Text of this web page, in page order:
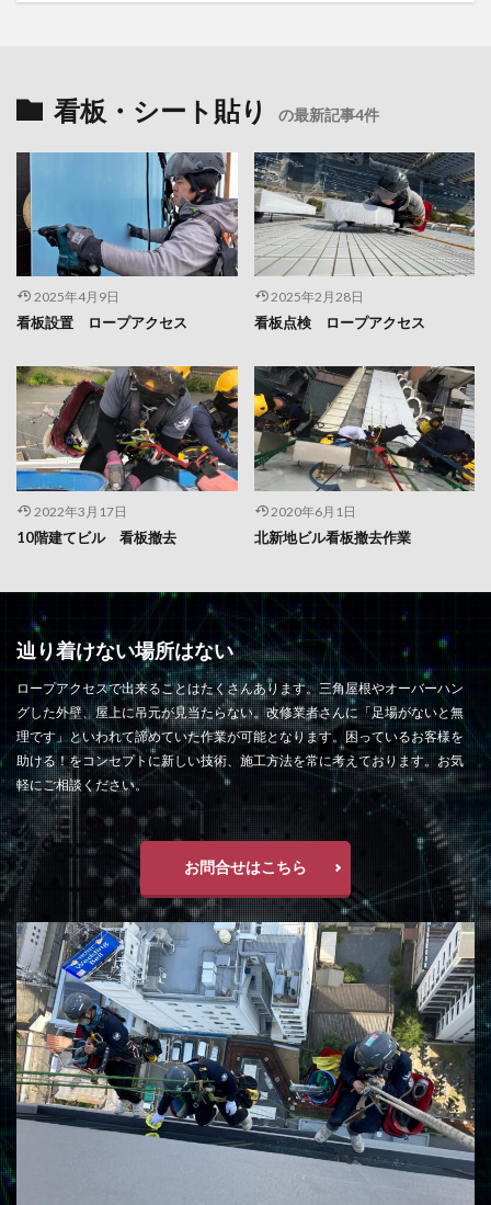
看板・シート貼り の最新記事4件
2025年4月9日
看板設置 ロープアクセス
2025年2月28日
看板点検 ロープアクセス
2022年3月17日
10階建てビル 看板撤去
2020年6月1日
北新地ビル看板撤去作業
辿り着けない場所はない
ロープアクセスで出来ることはたくさんあります。三角屋根やオーバーハン
グした外壁、屋上に吊元が見当たらない。改修業者さんに「足場がないと無
理です」といわれて諦めていた作業が可能となります。困っているお客様を
助ける！をコンセプトに新しい技術、施工方法を常に考えております。お気
軽にご相談ください。
お問合せはこちら